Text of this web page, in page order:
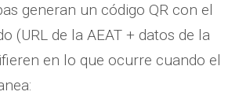
generan un código QR con el
(URL de la AEAT + datos de la
en lo que ocurre cuando el